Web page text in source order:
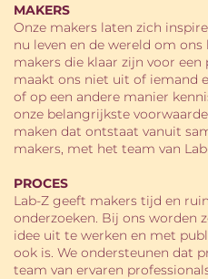
MAKERS
Onze makers laten zich
nu leven en de wereld om
makers die klaar zijn voor
maakt ons niet uit of iemand
of op een andere manier
onze belangrijkste
maken dat ontstaat vanuit
makers, met het team van
PROCES
Lab-Z geeft makers tijd en
onderzoeken. Bij ons worden
idee uit te werken en met
ook is. We ondersteunen dat
team van ervaren